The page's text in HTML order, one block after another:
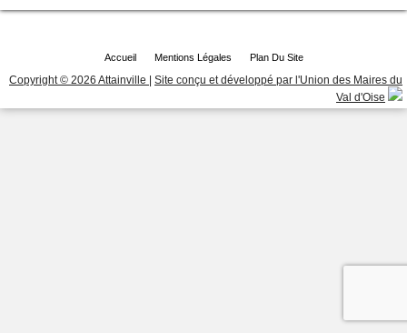
Accueil Mentions Légales Plan Du Site
Copyright © 2026 Attainville | Site conçu et développé par l'Union des Maires du
Val d'Oise